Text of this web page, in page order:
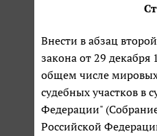
Внести в абзац второй
закона от 29
общем числе
судебных участков в
Федерации"
Российской